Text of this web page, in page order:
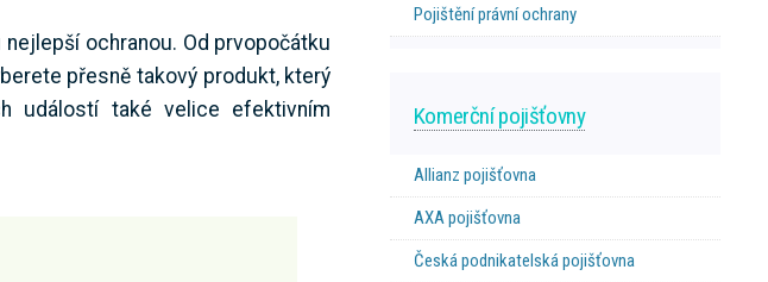
ochranou. Od prvopočátku
přesně takový produkt, který
událostí také velice efektivním
Pojištění právní ochrany
Komerční pojišťovny
Allianz pojišťovna
AXA pojišťovna
Česká podnikatelská pojišťovna